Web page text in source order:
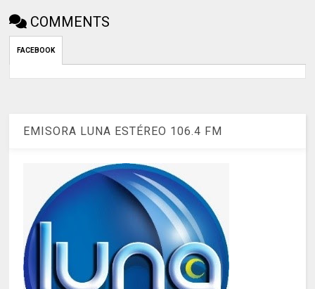
COMMENTS
FACEBOOK
EMISORA LUNA ESTÉREO 106.4 FM